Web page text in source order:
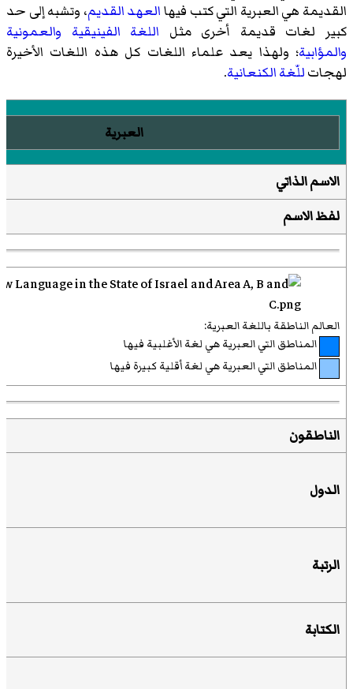
القديمة هي العبرية التي كتب فيهاالعهد القديم، وتشبه إلى حد
كبير لغات قديمة أخرى مثل اللغة الفينيقية والعمونية
والمؤابية؛ ولهذا يعد علماء اللغات كل هذه اللغات الأخيرة
لهجاتللّغة الكنعانية.
العبرية
الاسم الذاتي
لفظ الاسم
العالم الناطقة باللغة العبرية:
المناطق التي العبرية هي لغة الأغلبية فيها
المناطق التي العبرية هي لغة أقلية كبيرة فيها
الناطقون
الدول
الرتبة
الكتابة